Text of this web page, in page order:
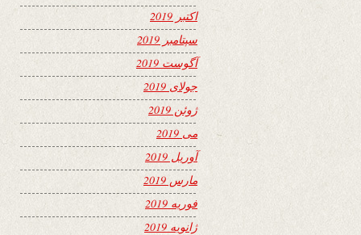
اکتبر 2019
سپتامبر 2019
آگوست 2019
جولای 2019
ژوئن 2019
می 2019
آوریل 2019
مارس 2019
فوریه 2019
ژانویه 2019